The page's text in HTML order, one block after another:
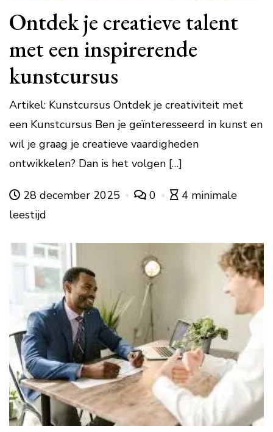
Ontdek je creatieve talent
met een inspirerende
kunstcursus
Artikel: Kunstcursus Ontdek je creativiteit met
een Kunstcursus Ben je geïnteresseerd in kunst en
wil je graag je creatieve vaardigheden
ontwikkelen? Dan is het volgen […]
28 december 2025 0
4 minimale
leestijd